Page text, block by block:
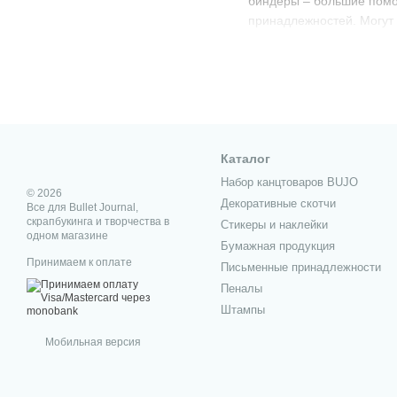
принадлежностей.
рабочие будни,
поднимает настроение
Домашнее творчество и
интернет-магазин
страны. Теперь работы
Large size. Большой
Medium size.
Small size.
© 2026
Все для Bullet Journal,
скрапбукинга и творчества в
одном магазине
Принимаем к оплате
Мобильная версия
Каталог
Набор канцтоваров BUJO
Декоративные скотчи
Стикеры и наклейки
Бумажная продукция
Письменные принадлежности
Пеналы
Штампы